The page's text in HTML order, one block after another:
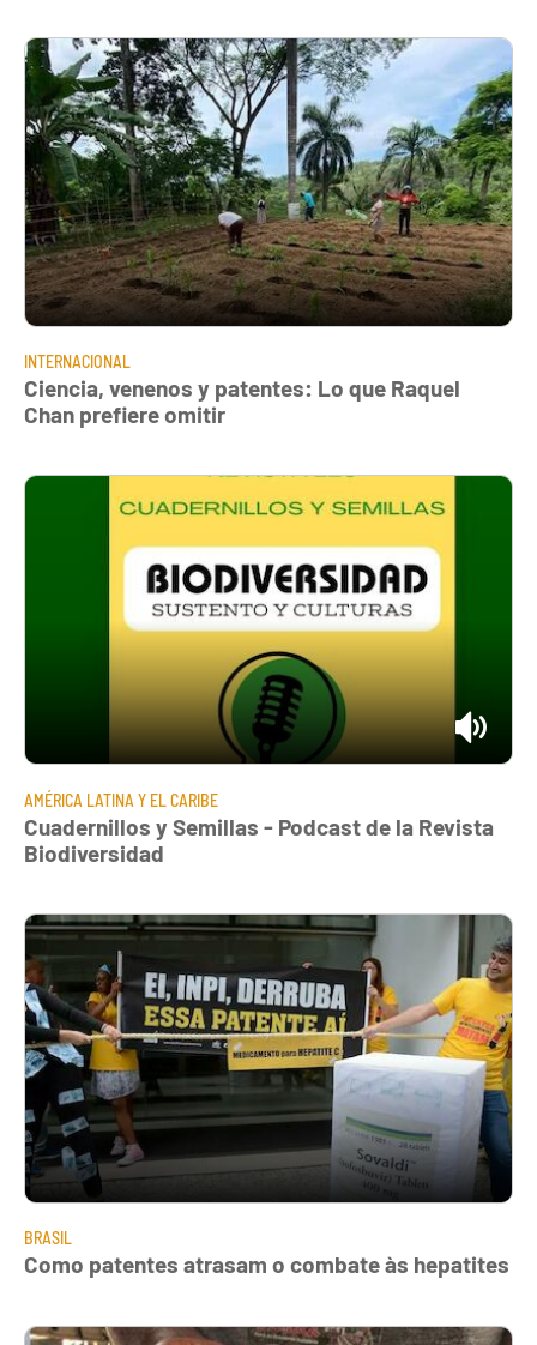
INTERNACIONAL
Ciencia, venenos y patentes: Lo que Raquel
Chan prefiere omitir
AMÉRICA LATINA Y EL CARIBE
Cuadernillos y Semillas - Podcast de la Revista
Biodiversidad
BRASIL
Como patentes atrasam o combate às hepatites